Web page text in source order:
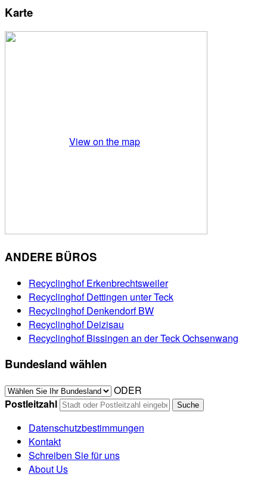
Karte
View on the map
ANDERE BÜROS
Recyclinghof Erkenbrechtsweiler
Recyclinghof Dettingen unter Teck
Recyclinghof Denkendorf BW
Recyclinghof Deizisau
Recyclinghof Bissingen an der Teck Ochsenwang
Bundesland wählen
ODER
Postleitzahl
Datenschutzbestimmungen
Kontakt
Schreiben Sie für uns
About Us